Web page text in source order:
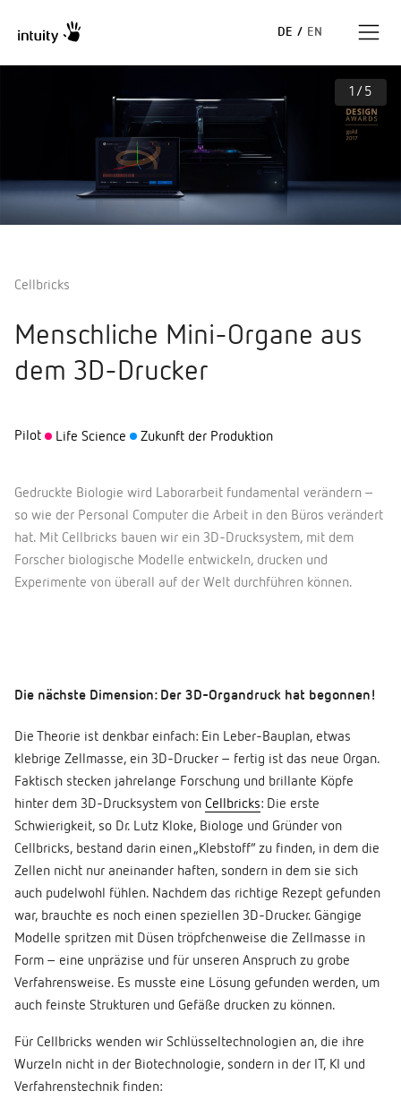
DE / EN
Erfolgsgeschichten
1 / 5
Cellbricks
Menschliche Mini-Organe aus
dem 3D-Drucker
Pilot Life Science Zukunft der Produktion
Gedruckte Biologie wird Laborarbeit fundamental verändern –
so wie der Personal Computer die Arbeit in den Büros verändert
hat. Mit Cellbricks bauen wir ein 3D-Drucksystem, mit dem
Forscher biologische Modelle entwickeln, drucken und
Experimente von überall auf der Welt durchführen können.
Die nächste Dimension: Der 3D-Organdruck hat begonnen!
Die Theorie ist denkbar einfach: Ein Leber-Bauplan, etwas
klebrige Zellmasse, ein 3D-Drucker – fertig ist das neue Organ.
Faktisch stecken jahrelange Forschung und brillante Köpfe
hinter dem 3D-Drucksystem von Cellbricks: Die erste
Schwierigkeit, so Dr. Lutz Kloke, Biologe und Gründer von
Cellbricks, bestand darin einen „Klebstoff“ zu finden, in dem die
Zellen nicht nur aneinander haften, sondern in dem sie sich
auch pudelwohl fühlen. Nachdem das richtige Rezept gefunden
war, brauchte es noch einen speziellen 3D-Drucker. Gängige
Modelle spritzen mit Düsen tröpfchenweise die Zellmasse in
Form – eine unpräzise und für unseren Anspruch zu grobe
Verfahrensweise. Es musste eine Lösung gefunden werden, um
auch feinste Strukturen und Gefäße drucken zu können.
Für Cellbricks wenden wir Schlüsseltechnologien an, die ihre
Wurzeln nicht in der Biotechnologie, sondern in der IT, KI und
Verfahrenstechnik finden: